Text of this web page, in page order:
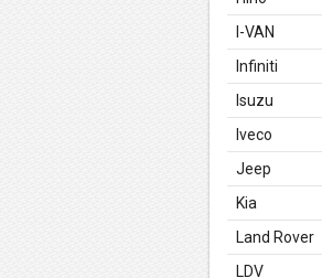
I-VAN
Infiniti
Isuzu
Iveco
Jeep
Kia
Land Rover
LDV